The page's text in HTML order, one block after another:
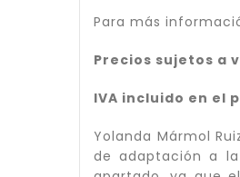
Para más
Precios sujetos a
IVA incluido en el
Yolanda Mármol
de adaptación a